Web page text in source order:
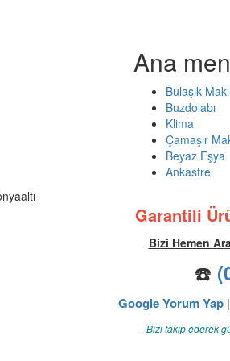
Ana
Bulaşık
Buzdolabı
Klima
Çamaşır
Beyaz Eşya
Ankastre
Garantili
Bizi Hemen
☎️
Google Yorum Yap|
Bizi takip ederek